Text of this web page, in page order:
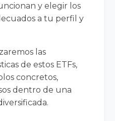
y elegir los
a tu perfil y
las
de estos ETFs,
concretos,
dentro de una